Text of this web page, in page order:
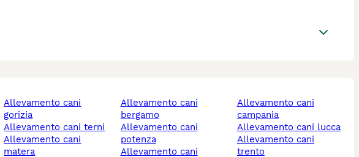
allevamento cani
gorizia
allevamento cani terni
allevamento cani
matera
allevamento cani
bergamo
allevamento cani
potenza
allevamento cani
allevamento cani
campania
allevamento cani lucca
allevamento cani
trento